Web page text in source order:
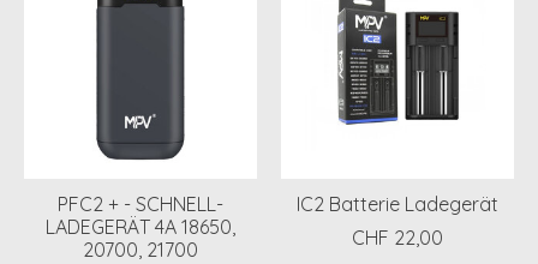
PFC2 + - SCHNELL-
LADEGERÄT 4A 18650,
20700, 21700
IC2 Batterie Ladegerät
CHF 22,00